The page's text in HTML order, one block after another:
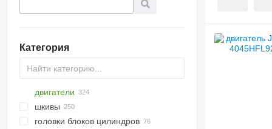
Категория
двигатели
шкивы
головки блоков цилиндров